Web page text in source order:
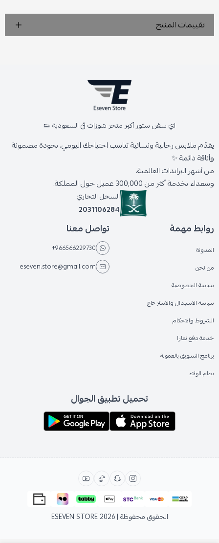
تقييمات المنتج
اي سفن ستور أكبر متجر شوزات في السعودية 👟
يقدّم ملابس رجالية ونسائية تناسب احتياجك اليومي، بجودة مضمونة
وأناقة دائمة ✨
من أشهر البراندات العالمية،
وسعداء بخدمة أكثر من 300,000 عميل حول المملكة.
السجل التجاري
2031106284
روابط مهمة
المدونة
من نحن
سياسة الخصوصية
سياسة الاستبدال والاسترجاع
الشروط والاحكام
خدمة دفع تمارا
برنامج التسويق بالعمولة
نظام الولاء
تواصل معنا
+966566229730
eseven.store@gmail.com
تحميل تطبيق الجوال
الحقوق محفوظة | 2026 ESEVEN STORE